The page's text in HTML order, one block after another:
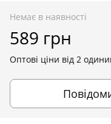
Немає в наявності
589 грн
Оптові ціни від 2